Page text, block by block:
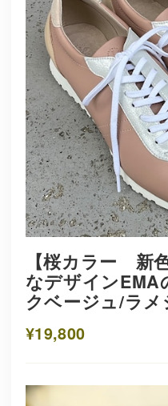
【桜カラー 新
なデザインEMA
クベージュ/ラメ
¥19,800